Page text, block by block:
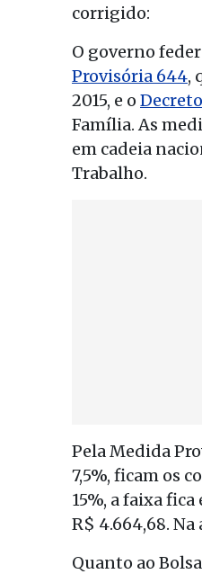
corrigido:
O governo
Provisória 644,
2015, e o
Família. As
em cadeia
Trabalho.
Pela Medida
7,5%, ficam os
15%, a faixa fica
R$ 4.664,68.
Quanto ao